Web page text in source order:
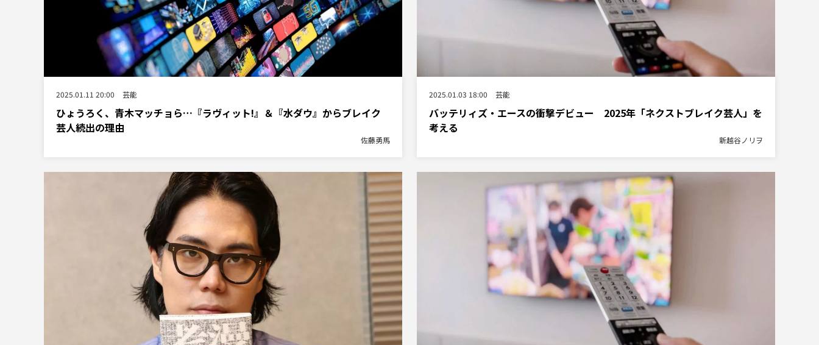
2025.01.11 20:00 芸能
ひょうろく、青木マッチョら…『ラヴィット!』＆『水ダウ』からブレイク
芸人続出の理由
佐藤勇馬
2025.01.03 18:00 芸能
バッテリィズ・エースの衝撃デビュー 2025年「ネクストブレイク芸人」を
考える
新越谷ノリヲ